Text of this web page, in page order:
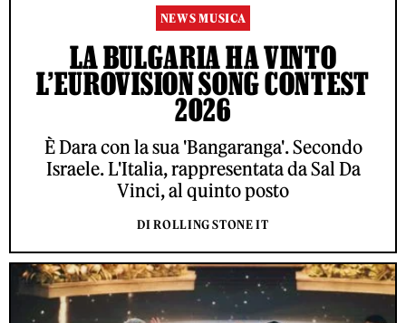
NEWS MUSICA
LA BULGARIA HA VINTO
L’EUROVISION SONG CONTEST
2026
È Dara con la sua 'Bangaranga'. Secondo
Israele. L'Italia, rappresentata da Sal Da
Vinci, al quinto posto
DI ROLLING STONE IT